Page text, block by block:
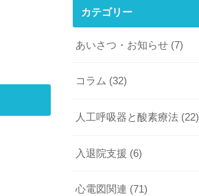
カテゴリー
あいさつ・お知らせ (7)
コラム (32)
人工呼吸器と酸素療法 (22)
入退院支援 (6)
心電図関連 (71)